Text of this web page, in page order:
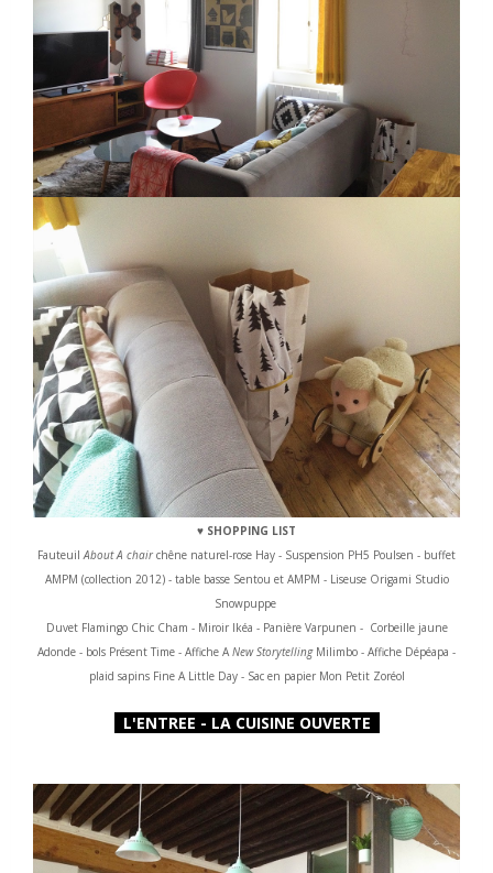
♥ SHOPPING LIST
FauteuilAbout A chair chêne naturel-rose Hay - Suspension PH5 Poulsen - buffet
AMPM (collection 2012) - table basse Sentou et AMPM - Liseuse Origami Studio
Snowpuppe
Duvet Flamingo Chic Cham - Miroir Ikéa - Panière Varpunen - Corbeille jaune
Adonde - bols Présent Time - Affiche A New StorytellingMilimbo - Affiche Dépéapa -
plaid sapins Fine A Little Day - Sac en papier Mon Petit Zoréol
L'ENTREE - LA CUISINE OUVERTE